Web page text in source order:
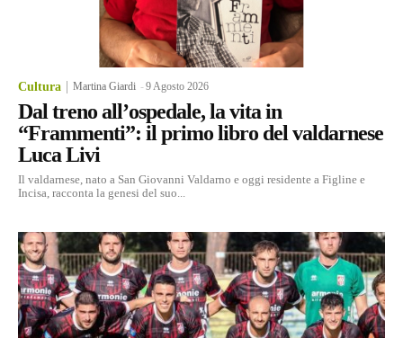
Cultura Martina Giardi -9 Agosto 2026
Dal treno all’ospedale, la vita in
“Frammenti”: il primo libro del valdarnese
Luca Livi
Il valdarnese, nato a San Giovanni Valdarno e oggi residente a Figline e
Incisa, racconta la genesi del suo...